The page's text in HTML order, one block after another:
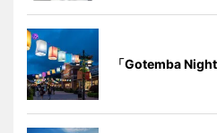
「Gotemba